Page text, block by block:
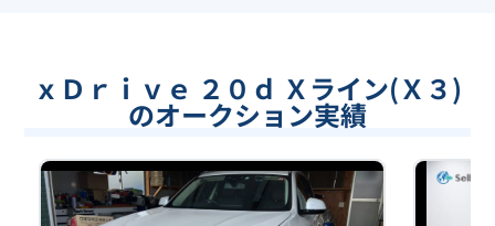
ｘＤｒｉｖｅ ２０ｄ Ｘライン(Ｘ３)
のオークション実績